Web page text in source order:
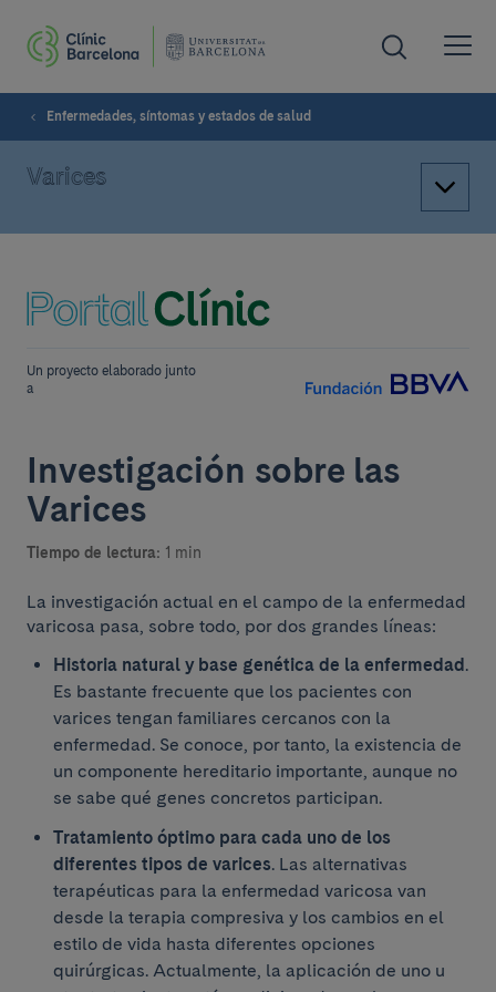
Enfermedades, síntomas y estados de salud
Varices
Un proyecto elaborado junto
a
Investigación sobre las
Varices
Tiempo de lectura: 1 min
La investigación actual en el campo de la enfermedad
varicosa pasa, sobre todo, por dos grandes líneas:
Historia natural y base genética de la enfermedad.
Es bastante frecuente que los pacientes con
varices tengan familiares cercanos con la
enfermedad. Se conoce, por tanto, la existencia de
un componente hereditario importante, aunque no
se sabe qué genes concretos participan.
Tratamiento óptimo para cada uno de los
diferentes tipos de varices. Las alternativas
terapéuticas para la enfermedad varicosa van
desde la terapia compresiva y los cambios en el
estilo de vida hasta diferentes opciones
quirúrgicas. Actualmente, la aplicación de uno u